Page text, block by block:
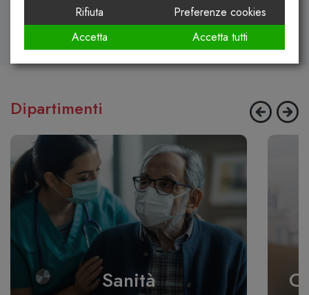
Richiedi informazioni Trova la sede più vicina
Dipartimenti
Sanità
Rifiuta
Preferenze cookies
Accetta
Accetta tutti